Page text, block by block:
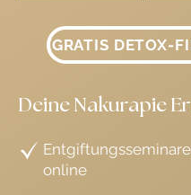
GRATIS DETOX-
Deine Nakurapie
online